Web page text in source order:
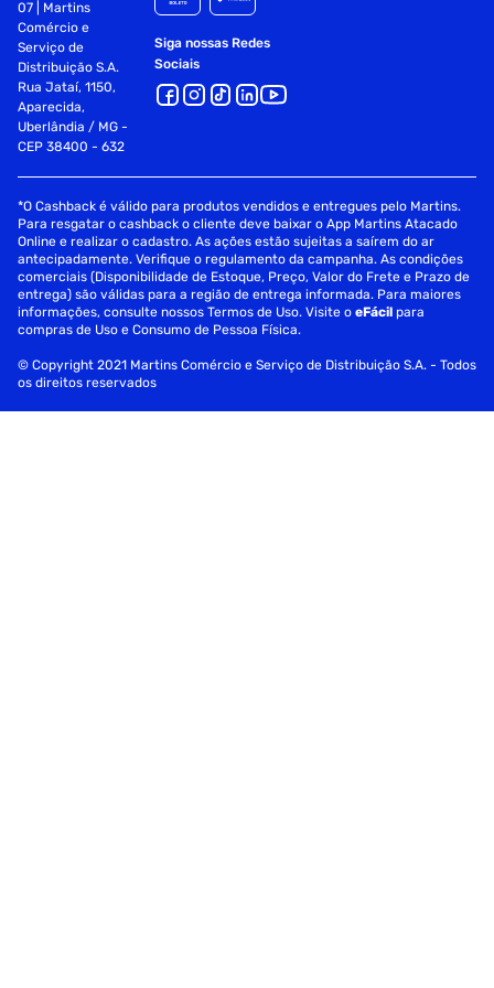
07 | Martins
Comércio e
Serviço de
Distribuição S.A.
Rua Jataí, 1150,
Aparecida,
Uberlândia / MG -
CEP 38400 - 632
Siga nossas Redes
Sociais
*O Cashback é válido para produtos vendidos e entregues pelo Martins.
Para resgatar o cashback o cliente deve baixar o App Martins Atacado
Online e realizar o cadastro. As ações estão sujeitas a saírem do ar
antecipadamente. Verifique o regulamento da campanha. As condições
comerciais (Disponibilidade de Estoque, Preço, Valor do Frete e Prazo de
entrega) são válidas para a região de entrega informada. Para maiores
informações, consulte nossos Termos de Uso. Visite oeFácil para
compras de Uso e Consumo de Pessoa Física.
© Copyright 2021 Martins Comércio e Serviço de Distribuição S.A. - Todos
os direitos reservados